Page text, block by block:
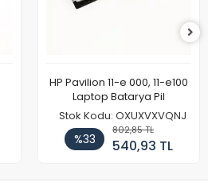
HP Pavilion 11-e 000, 11-e100
Laptop Batarya Pil
Stok Kodu: OXUXVXVQNJ
%33
802,85 TL
540,93 TL